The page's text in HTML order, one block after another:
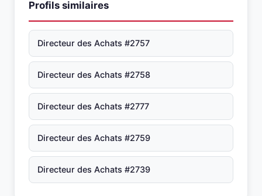
Profils similaires
Directeur des Achats #2757
Directeur des Achats #2758
Directeur des Achats #2777
Directeur des Achats #2759
Directeur des Achats #2739